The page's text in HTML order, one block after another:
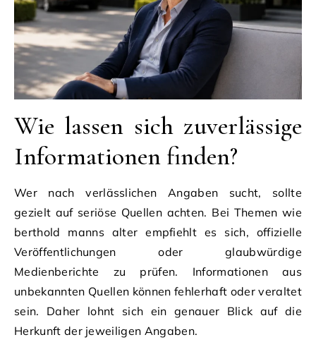
Wie lassen sich zuverlässige
Informationen finden?
Wer nach verlässlichen Angaben sucht, sollte
gezielt auf seriöse Quellen achten. Bei Themen wie
berthold manns alter empfiehlt es sich, offizielle
Veröffentlichungen oder glaubwürdige
Medienberichte zu prüfen. Informationen aus
unbekannten Quellen können fehlerhaft oder veraltet
sein. Daher lohnt sich ein genauer Blick auf die
Herkunft der jeweiligen Angaben.